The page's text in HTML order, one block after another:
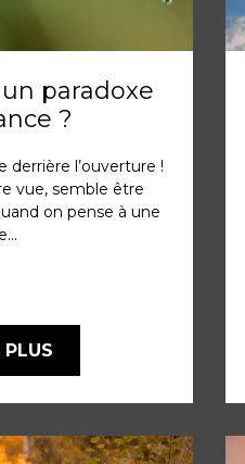
paradoxe
?
derrière l’ouverture !
vue, semble être
on pense à une
PLUS